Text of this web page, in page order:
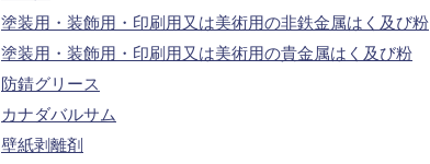
塗装用・装飾用・印刷用又は美術用の非鉄金属はく及び粉
塗装用・装飾用・印刷用又は美術用の貴金属はく及び粉
防錆グリース
カナダバルサム
壁紙剥離剤